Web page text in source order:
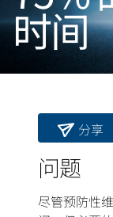
时间
分享
问题
尽管预防性